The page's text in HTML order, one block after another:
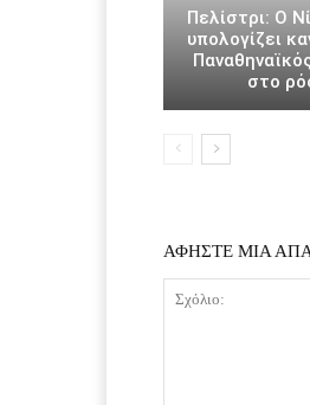
Πελίστρι: Ο
υπολογίζει
στο
ΑΦΗΣΤΕ ΜΙΑ